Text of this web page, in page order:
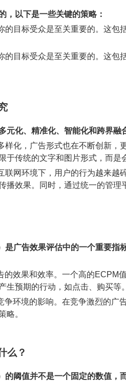
，以下是一些关键的策略：
的目标受众是至关重要的。这
的目标受众是至关重要的。这
元化、精准化、智能化和跨界融
样化，广告形式也在不断创新
于传统的文字和图片形式，而是
联网环境下，用户的行为越来
播效果。同时，通过统一的管
广告效果评估中的一个重要指
的效果和效率。一个高的ECPM
生预期的行动，如点击、购买等。
争环境的影响。在竞争激烈的
略。
么？
阈值并不是一个固定的数值，